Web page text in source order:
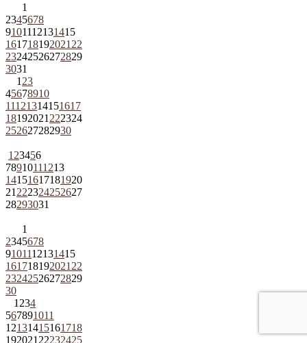
1
2345678
9101112131415
161718192021 22
23242526272829
3031
1 23
45678910
11121314151617
18192021 222324
252627282930
1 23456
78910111213
14151617181920
21 222324252627
28293031
1
2345678
9101112131415
161718192021 22
23242526272829
30
1 234
567891011
12131415161718
192021 22232425